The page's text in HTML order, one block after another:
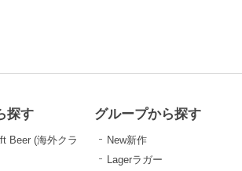
探す
Beer (海外クラ
グループから探す
New新作
Lagerラガー